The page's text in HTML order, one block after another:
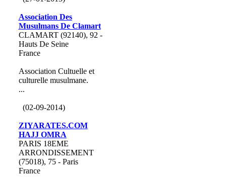
Association Des
Musulmans De Clamart
CLAMART (92140), 92 -
Hauts De Seine
France
Association Cultuelle et
culturelle musulmane.
...
(02-09-2014)
ZIYARATES.COM
HAJJ OMRA
PARIS 18EME
ARRONDISSEMENT
(75018), 75 - Paris
France